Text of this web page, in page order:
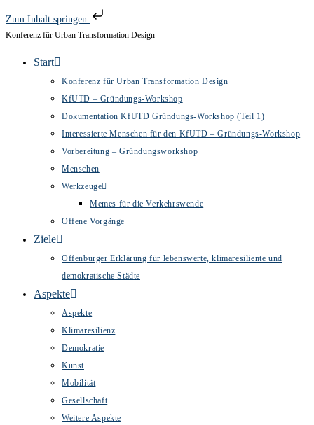
Zum Inhalt springen
Zum
Konferenz für Urban Transformation Design
Start
Konferenz für Urban Transformation Design
KfUTD – Gründungs-Workshop
Dokumentation KfUTD Gründungs-Workshop (Teil 1)
Interessierte Menschen für den KfUTD – Gründungs-Workshop
Vorbereitung – Gründungsworkshop
Menschen
Werkzeuge
Memes für die Verkehrswende
Offene Vorgänge
Ziele
Offenburger Erklärung für lebenswerte, klimaresiliente und
demokratische Städte
Aspekte
Aspekte
Klimaresilienz
Demokratie
Kunst
Mobilität
Gesellschaft
Weitere Aspekte